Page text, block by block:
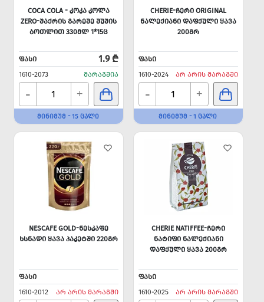
COCA COLA - ᲙᲝᲙᲐ ᲙᲝᲚᲐ
ZERO-ᲨᲐᲥᲠᲘᲡ ᲒᲐᲠᲔᲨᲔ ᲨᲣᲨᲘᲡ
ᲑᲝᲗᲚᲘᲗ 330ᲛᲚ 1*15Ც
ᲤᲐᲡᲘ 1.9 ₾
1610-2073 ᲛᲐᲠᲐᲒᲨᲘᲐ
- +
ᲛᲘᲜᲘᲛᲣᲛ - 15 ᲪᲐᲚᲘ
CHERIE-ᲩᲔᲠᲘ ORIGINAL
ᲜᲐᲚᲔᲥᲘᲐᲜᲘ ᲓᲐᲤᲥᲣᲚᲘ ᲧᲐᲕᲐ
200ᲒᲠ
ᲤᲐᲡᲘ
1610-2024
ᲐᲠ ᲐᲠᲘᲡ ᲛᲐᲠᲐᲒᲨᲘ
- +
ᲛᲘᲜᲘᲛᲣᲛ - 1 ᲪᲐᲚᲘ
NESCAFE GOLD-ᲜᲔᲡᲙᲐᲤᲔ
ᲮᲡᲜᲐᲓᲘ ᲧᲐᲕᲐ ᲞᲐᲙᲔᲢᲨᲘ 220ᲒᲠ
ᲤᲐᲡᲘ
1610-2012
ᲐᲠ ᲐᲠᲘᲡ ᲛᲐᲠᲐᲒᲨᲘ
CHERIE NATIFFEE-ᲩᲔᲠᲘ
ᲜᲐᲢᲘᲤᲘ ᲜᲐᲚᲔᲥᲘᲐᲜᲘ
ᲓᲐᲤᲥᲣᲚᲘ ᲧᲐᲕᲐ 200ᲒᲠ
ᲤᲐᲡᲘ
1610-2025
ᲐᲠ ᲐᲠᲘᲡ ᲛᲐᲠᲐᲒᲨᲘ